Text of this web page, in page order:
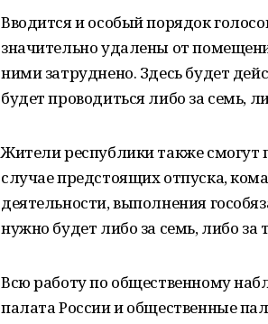
Вводится и особый порядок
значительно удалены от
ними затруднено. Здесь будет
будет проводиться либо за семь,
Жители республики также смогут
случае предстоящих отпуска,
деятельности, выполнения
нужно будет либо за семь, либо за
Всю работу по общественному
палата России и общественные